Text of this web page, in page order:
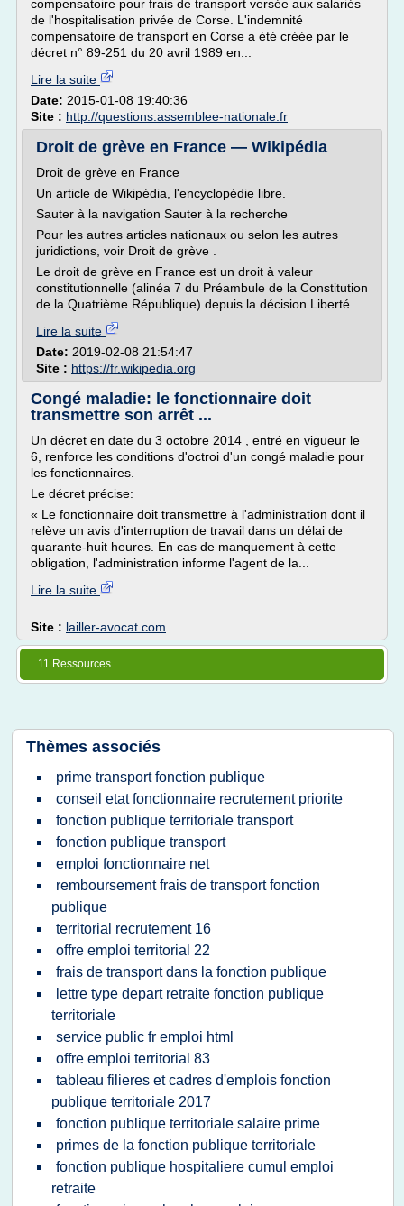
compensatoire pour frais de transport versée aux salariés
de l'hospitalisation privée de Corse. L'indemnité
compensatoire de transport en Corse a été créée par le
décret n° 89-251 du 20 avril 1989 en...
Lire la suite
Date: 2015-01-08 19:40:36
Site : http://questions.assemblee-nationale.fr
Droit de grève en France — Wikipédia
Droit de grève en France
Un article de Wikipédia, l'encyclopédie libre.
Sauter à la navigation Sauter à la recherche
Pour les autres articles nationaux ou selon les autres
juridictions, voir Droit de grève .
Le droit de grève en France est un droit à valeur
constitutionnelle (alinéa 7 du Préambule de la Constitution
de la Quatrième République) depuis la décision Liberté...
Lire la suite
Date: 2019-02-08 21:54:47
Site : https://fr.wikipedia.org
Congé maladie: le fonctionnaire doit
transmettre son arrêt ...
Un décret en date du 3 octobre 2014 , entré en vigueur le
6, renforce les conditions d'octroi d'un congé maladie pour
les fonctionnaires.
Le décret précise:
« Le fonctionnaire doit transmettre à l'administration dont il
relève un avis d'interruption de travail dans un délai de
quarante-huit heures. En cas de manquement à cette
obligation, l'administration informe l'agent de la...
Lire la suite
Site : lailler-avocat.com
11 Ressources
Thèmes associés
prime transport fonction publique
conseil etat fonctionnaire recrutement priorite
fonction publique territoriale transport
fonction publique transport
emploi fonctionnaire net
remboursement frais de transport fonction
publique
territorial recrutement 16
offre emploi territorial 22
frais de transport dans la fonction publique
lettre type depart retraite fonction publique
territoriale
service public fr emploi html
offre emploi territorial 83
tableau filieres et cadres d'emplois fonction
publique territoriale 2017
fonction publique territoriale salaire prime
primes de la fonction publique territoriale
fonction publique hospitaliere cumul emploi
retraite